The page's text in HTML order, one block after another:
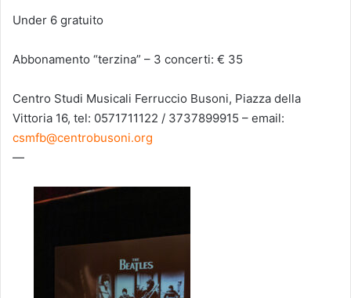
Under 6 gratuito
Abbonamento “terzina” – 3 concerti: € 35
Centro Studi Musicali Ferruccio Busoni, Piazza della
Vittoria 16, tel: 0571711122 / 3737899915 – email:
csmfb@centrobusoni.org
—